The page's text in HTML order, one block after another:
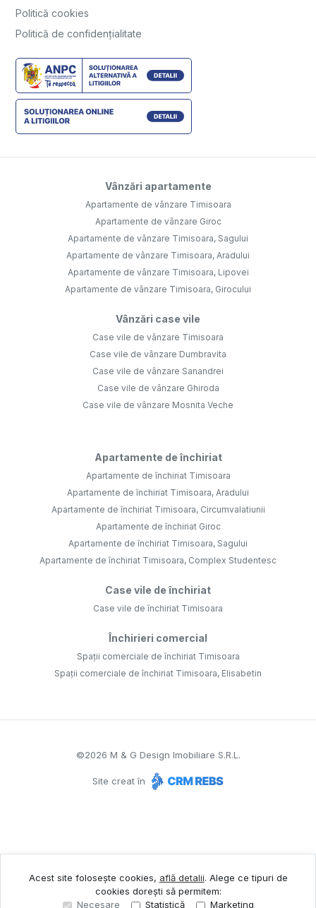
Politică cookies
Politică de confidențialitate
Vânzări apartamente
Apartamente de vânzare Timisoara
Apartamente de vânzare Giroc
Apartamente de vânzare Timisoara, Sagului
Apartamente de vânzare Timisoara, Aradului
Apartamente de vânzare Timisoara, Lipovei
Apartamente de vânzare Timisoara, Girocului
Vânzări case vile
Case vile de vânzare Timisoara
Case vile de vânzare Dumbravita
Case vile de vânzare Sanandrei
Case vile de vânzare Ghiroda
Case vile de vânzare Mosnita Veche
Apartamente de închiriat
Apartamente de închiriat Timisoara
Apartamente de închiriat Timisoara, Aradului
Apartamente de închiriat Timisoara, Circumvalatiunii
Apartamente de închiriat Giroc
Apartamente de închiriat Timisoara, Sagului
Apartamente de închiriat Timisoara, Complex Studentesc
Case vile de închiriat
Case vile de închiriat Timisoara
Închirieri comercial
Spații comerciale de închiriat Timisoara
Spații comerciale de închiriat Timisoara, Elisabetin
©2026 M & G Design Imobiliare S.R.L.
Site creat în
Acest site folosește cookies, află detalii. Alege ce tipuri de
cookies dorești să permitem:
Necesare
Statistică Marketing